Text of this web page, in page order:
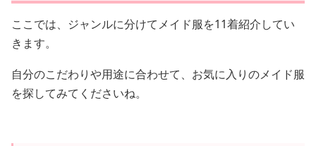
ここでは、ジャンルに分けてメイド服を11着紹介してい
きます。
自分のこだわりや用途に合わせて、お気に入りのメイド服
を探してみてくださいね。